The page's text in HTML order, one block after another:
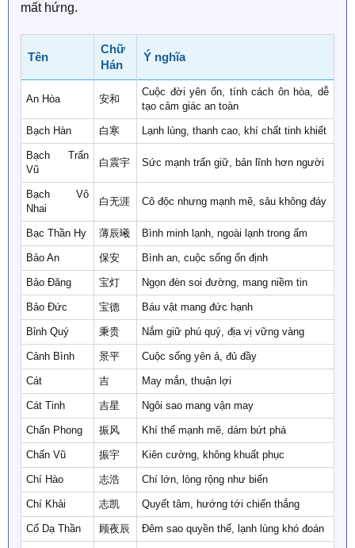
mất hứng.
Tên
Chữ
Hán
Ý nghĩa
An Hòa 安和
Cuộc đời yên ổn, tính cách ôn hòa, dễ
tạo cảm giác an toàn
Bạch Hàn 白寒 Lạnh lùng, thanh cao, khí chất tinh khiết
Bạch Trấn
Vũ
白震宇 Sức mạnh trấn giữ, bản lĩnh hơn người
Bạch Vô
Nhai
白无涯 Cô độc nhưng mạnh mẽ, sâu không đáy
Bạc Thần Hy 薄辰曦 Bình minh lạnh, ngoài lạnh trong ấm
Bảo An 保安 Bình an, cuộc sống ổn định
Bảo Đăng 宝灯 Ngọn đèn soi đường, mang niềm tin
Bảo Đức 宝德 Báu vật mang đức hạnh
Bỉnh Quý 秉贵 Nắm giữ phú quý, địa vị vững vàng
Cảnh Bình 景平 Cuộc sống yên ả, đủ đầy
Cát 吉 May mắn, thuận lợi
Cát Tinh 吉星 Ngôi sao mang vận may
Chấn Phong 振风 Khí thế mạnh mẽ, dám bứt phá
Chấn Vũ 振宇 Kiên cường, không khuất phục
Chí Hào 志浩 Chí lớn, lòng rộng như biển
Chí Khải 志凯 Quyết tâm, hướng tới chiến thắng
Cố Dạ Thần 顾夜辰 Đêm sao quyền thế, lạnh lùng khó đoán